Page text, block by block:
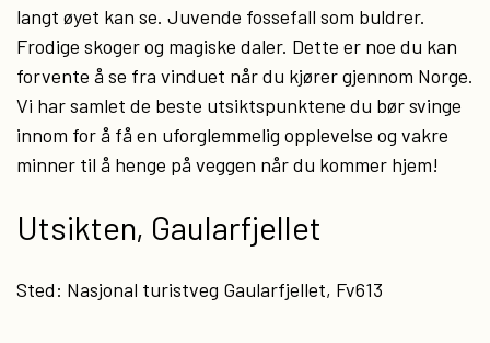
langt øyet kan se. Juvende fossefall som buldrer.
Frodige skoger og magiske daler. Dette er noe du kan
forvente å se fra vinduet når du kjører gjennom Norge.
Vi har samlet de beste utsiktspunktene du bør svinge
innom for å få en uforglemmelig opplevelse og vakre
minner til å henge på veggen når du kommer hjem!
Utsikten, Gaularfjellet
Sted: Nasjonal turistveg Gaularfjellet, Fv613